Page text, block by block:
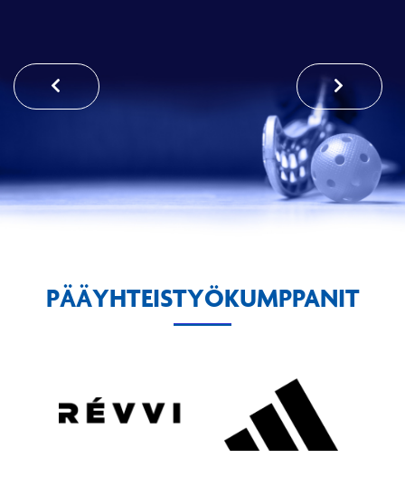
PÄÄYHTEISTYÖKUMPPANIT